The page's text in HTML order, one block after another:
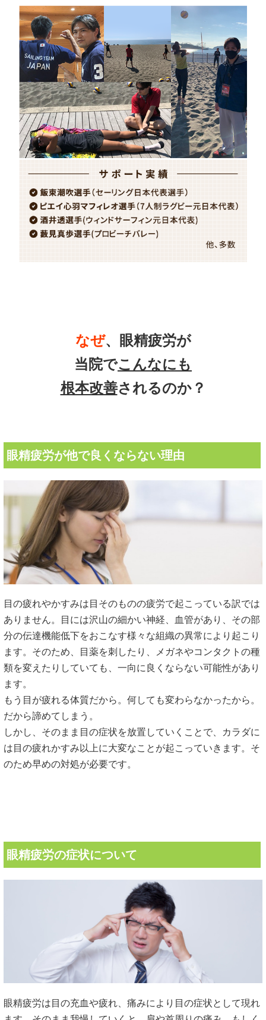
なぜ、眼精疲労が
当院でこんなにも
根本改善されるのか？
眼精疲労が他で良くならない理由
目の疲れやかすみは目そのものの疲労で起こっている訳では
ありません。目には沢山の細かい神経、血管があり、その部
分の伝達機能低下をおこなす様々な組織の異常により起こり
ます。そのため、目薬を刺したり、メガネやコンタクトの種
類を変えたりしていても、一向に良くならない可能性があり
ます。
もう目が疲れる体質だから。何しても変わらなかったから。
だから諦めてしまう。
しかし、そのまま目の症状を放置していくことで、カラダに
は目の疲れかすみ以上に大変なことが起こっていきます。そ
のため早めの対処が必要です。
眼精疲労の症状について
眼精疲労は目の充血や疲れ、痛みにより目の症状として現れ